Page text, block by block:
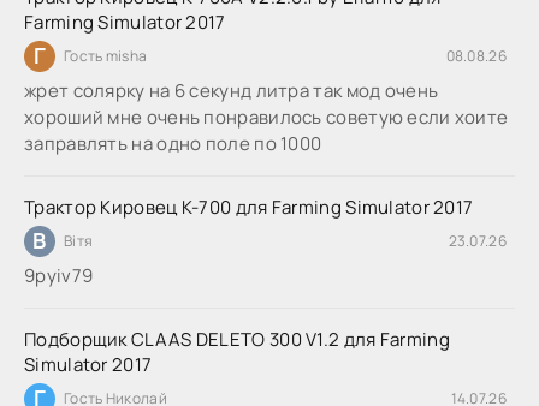
Farming Simulator 2017
Г Гость misha 08.08.26
жрет солярку на 6 секунд литра так мод очень
хороший мне очень понравилось советую если хоите
заправлять на одно поле по 1000
Трактор Кировец К-700 для Farming Simulator 2017
В Вітя 23.07.26
9руіv79
Подборщик CLAAS DELETO 300 V1.2 для Farming
Simulator 2017
Г Гость Николай 14.07.26